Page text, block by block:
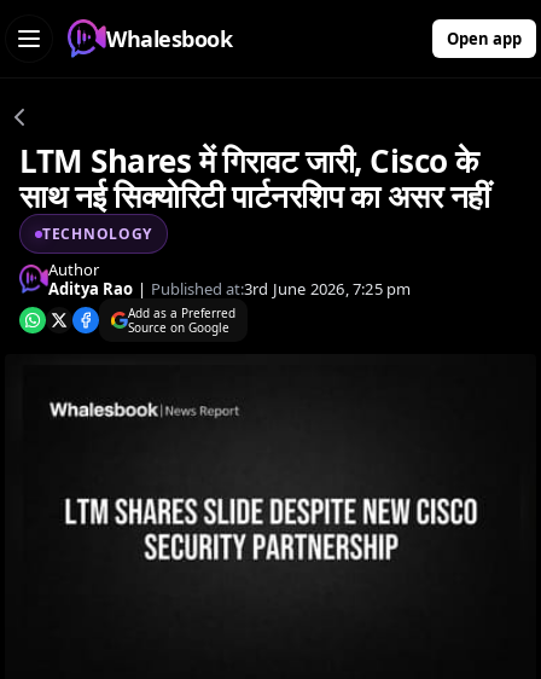
Whalesbook Open app
LTM Shares में गिरावट जारी, Cisco के
साथ नई सिक्योरिटी पार्टनरशिप का असर नहीं
TECHNOLOGY
Author
Aditya Rao | Published at:3rd June 2026, 7:25 pm
Add as a Preferred
Source on Google